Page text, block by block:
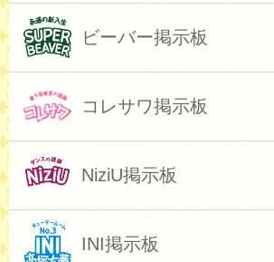
ビーバー掲示板
コレサワ掲示板
NiziU掲示板
INI掲示板